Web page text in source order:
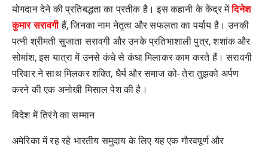
योगदान देने की प्रतिबद्धता का प्रतीक है। इस कहानी के केंद्र में दिनेश
कुमार सरावगी हैं,जिनका नाम नेतृत्व और सफलता का पर्याय है। उनकी
पत्नी श्रीमती सुजाता सरावगी और उनके प्रतिभाशाली पुत्र,शशांक और
सोमांश,इस यात्रा में उनसे कंधे से कंधा मिलाकर काम करते हैं। सरावगी
परिवार ने साथ मिलकर शक्ति, धैर्य और समाज को- तेरा तुझको अर्पण
करने की एक अनोखी मिसाल पेश की है।
विदेश में तिरंगे का सम्मान
अमेरिका में रह रहे भारतीय समुदाय के लिए यह एक गौरवपूर्ण और